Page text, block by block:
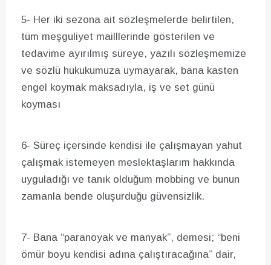
5- Her iki sezona ait sözleşmelerde belirtilen,
tüm meşguliyet mailllerinde gösterilen ve
tedavime ayırılmış süreye, yazılı sözleşmemize
ve sözlü hukukumuza uymayarak, bana kasten
engel koymak maksadıyla, iş ve set günü
koyması
6- Süreç içersinde kendisi ile çalışmayan yahut
çalışmak istemeyen meslektaşlarım hakkında
uyguladığı ve tanık olduğum mobbing ve bunun
zamanla bende oluşurduğu güvensizlik.
7- Bana “paranoyak ve manyak”, demesi; “beni
ömür boyu kendisi adına çalıştıracağına” dair,